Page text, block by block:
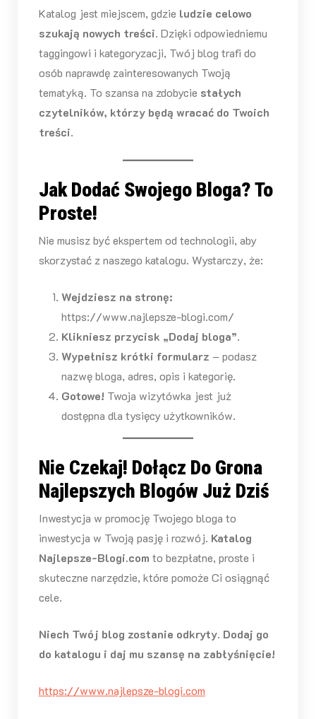
Katalog jest miejscem, gdzie ludzie celowo
szukają nowych treści. Dzięki odpowiedniemu
taggingowi i kategoryzacji, Twój blog trafi do
osób naprawdę zainteresowanych Twoją
tematyką. To szansa na zdobycie stałych
czytelników, którzy będą wracać do Twoich
treści.
Jak Dodać Swojego Bloga? To
Proste!
Nie musisz być ekspertem od technologii, aby
skorzystać z naszego katalogu. Wystarczy, że:
Wejdziesz na stronę:
https://www.najlepsze-blogi.com/
Klikniesz przycisk „Dodaj bloga”.
Wypełnisz krótki formularz – podasz
nazwę bloga, adres, opis i kategorię.
Gotowe! Twoja wizytówka jest już
dostępna dla tysięcy użytkowników.
Nie Czekaj! Dołącz Do Grona
Najlepszych Blogów Już Dziś
Inwestycja w promocję Twojego bloga to
inwestycja w Twoją pasję i rozwój. Katalog
Najlepsze-Blogi.com to bezpłatne, proste i
skuteczne narzędzie, które pomoże Ci osiągnąć
cele.
Niech Twój blog zostanie odkryty. Dodaj go
do katalogu i daj mu szansę na zabłyśnięcie!
https://www.najlepsze-blogi.com